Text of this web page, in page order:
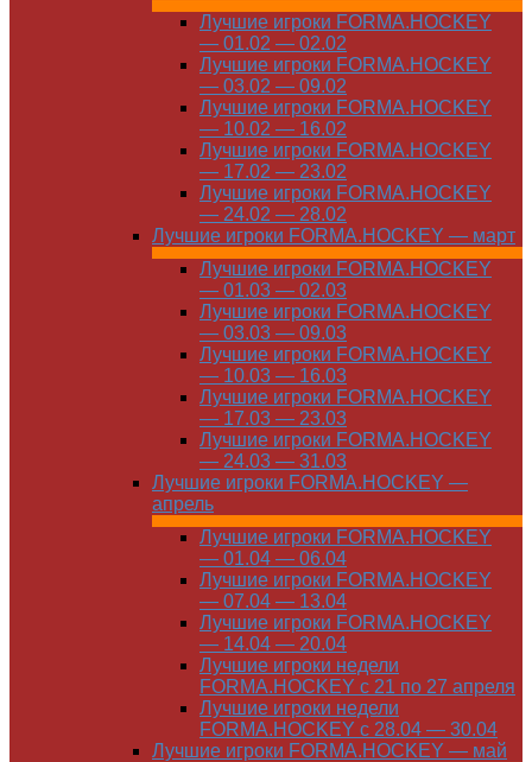
Лучшие игроки FORMA.HOCKEY
— 01.02 — 02.02
Лучшие игроки FORMA.HOCKEY
— 03.02 — 09.02
Лучшие игроки FORMA.HOCKEY
— 10.02 — 16.02
Лучшие игроки FORMA.HOCKEY
— 17.02 — 23.02
Лучшие игроки FORMA.HOCKEY
— 24.02 — 28.02
Лучшие игроки FORMA.HOCKEY — март
Лучшие игроки FORMA.HOCKEY
— 01.03 — 02.03
Лучшие игроки FORMA.HOCKEY
— 03.03 — 09.03
Лучшие игроки FORMA.HOCKEY
— 10.03 — 16.03
Лучшие игроки FORMA.HOCKEY
— 17.03 — 23.03
Лучшие игроки FORMA.HOCKEY
— 24.03 — 31.03
Лучшие игроки FORMA.HOCKEY —
апрель
Лучшие игроки FORMA.HOCKEY
— 01.04 — 06.04
Лучшие игроки FORMA.HOCKEY
— 07.04 — 13.04
Лучшие игроки FORMA.HOCKEY
— 14.04 — 20.04
Лучшие игроки недели
FORMA.HOCKEY с 21 по 27 апреля
Лучшие игроки недели
FORMA.HOCKEY с 28.04 — 30.04
Лучшие игроки FORMA.HOCKEY — май